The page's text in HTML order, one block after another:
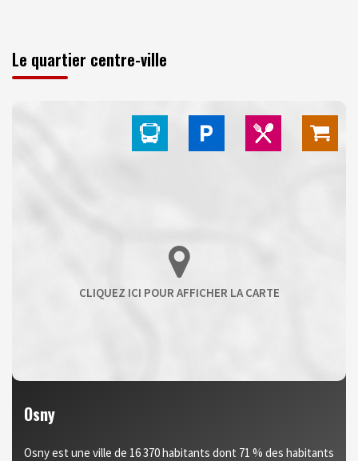
Le quartier centre-ville
Osny
Osny est une ville de 16 370 habitants dont 71 % des habitants